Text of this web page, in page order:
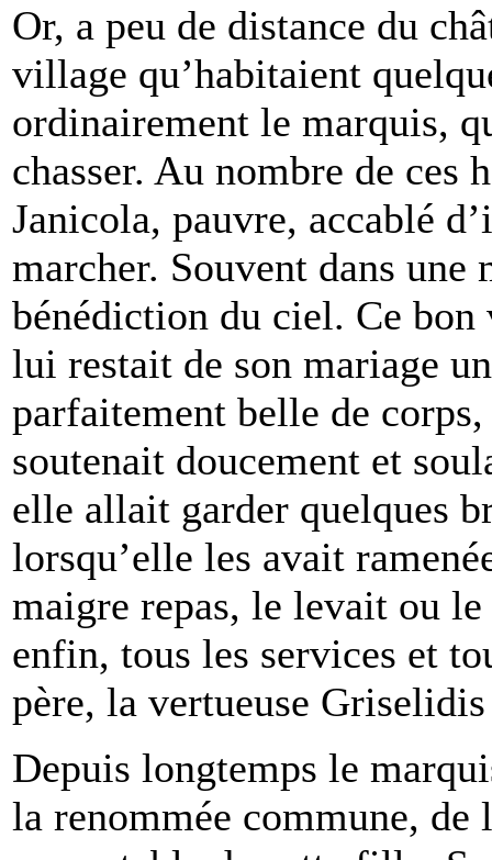
Or, a peu de distance du
village qu’habitaient
ordinairement le marquis,
chasser. Au nombre de
Janicola, pauvre, accablé
marcher. Souvent dans une
bénédiction du ciel. Ce
lui restait de son mariage
parfaitement belle de
soutenait doucement et
elle allait garder quelques
lorsqu’elle les avait
maigre repas, le levait ou
enfin, tous les services et
père, la vertueuse
Depuis longtemps le
la renommée commune,